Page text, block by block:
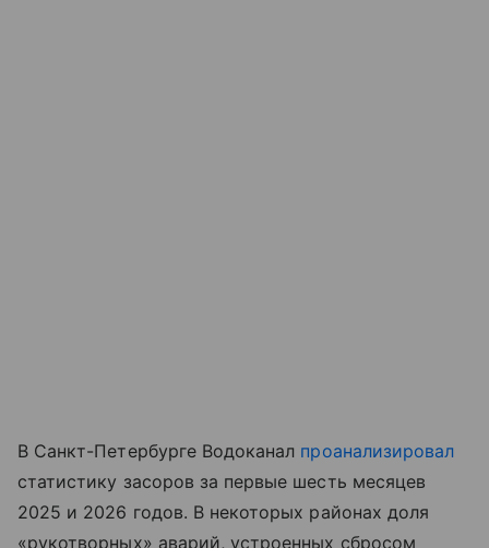
В Санкт-Петербурге Водоканал проанализировал
статистику засоров за первые шесть месяцев
2025 и 2026 годов. В некоторых районах доля
«рукотворных» аварий, устроенных сбросом